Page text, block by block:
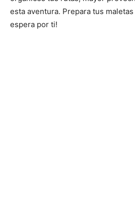
esta aventura. Prepara tus
espera por ti!